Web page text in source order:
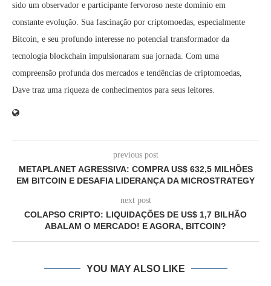
sido um observador e participante fervoroso neste domínio em
constante evolução. Sua fascinação por criptomoedas, especialmente
Bitcoin, e seu profundo interesse no potencial transformador da
tecnologia blockchain impulsionaram sua jornada. Com uma
compreensão profunda dos mercados e tendências de criptomoedas,
Dave traz uma riqueza de conhecimentos para seus leitores.
previous post
METAPLANET AGRESSIVA: COMPRA US$ 632,5 MILHÕES
EM BITCOIN E DESAFIA LIDERANÇA DA MICROSTRATEGY
next post
COLAPSO CRIPTO: LIQUIDAÇÕES DE US$ 1,7 BILHÃO
ABALAM O MERCADO! E AGORA, BITCOIN?
YOU MAY ALSO LIKE